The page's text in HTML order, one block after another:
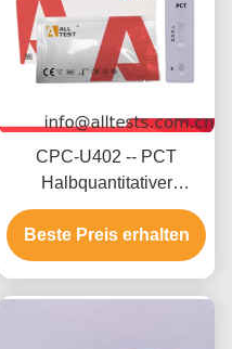
CPC-U402 -- PCT
Halbquantitativer
Schnelltest
(Vollblut/Serum/Plasma)
Beste Preis erhalten